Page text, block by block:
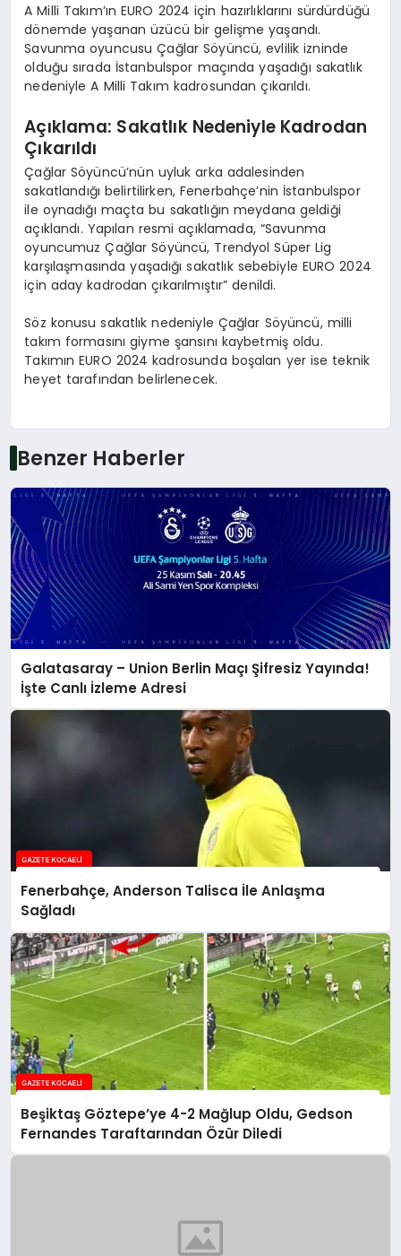
A Milli Takım’ın EURO 2024 için hazırlıklarını sürdürdüğü
dönemde yaşanan üzücü bir gelişme yaşandı.
Savunma oyuncusu Çağlar Söyüncü, evlilik izninde
olduğu sırada İstanbulspor maçında yaşadığı sakatlık
nedeniyle A Milli Takım kadrosundan çıkarıldı.
Açıklama: Sakatlık Nedeniyle Kadrodan
Çıkarıldı
Çağlar Söyüncü’nün uyluk arka adalesinden
sakatlandığı belirtilirken, Fenerbahçe’nin İstanbulspor
ile oynadığı maçta bu sakatlığın meydana geldiği
açıklandı. Yapılan resmi açıklamada, “Savunma
oyuncumuz Çağlar Söyüncü, Trendyol Süper Lig
karşılaşmasında yaşadığı sakatlık sebebiyle EURO 2024
için aday kadrodan çıkarılmıştır” denildi.
Söz konusu sakatlık nedeniyle Çağlar Söyüncü, milli
takım formasını giyme şansını kaybetmiş oldu.
Takımın EURO 2024 kadrosunda boşalan yer ise teknik
heyet tarafından belirlenecek.
Benzer Haberler
Galatasaray – Union Berlin Maçı Şifresiz Yayında!
İşte Canlı İzleme Adresi
Fenerbahçe, Anderson Talisca İle Anlaşma
Sağladı
Beşiktaş Göztepe’ye 4-2 Mağlup Oldu, Gedson
Fernandes Taraftarından Özür Diledi